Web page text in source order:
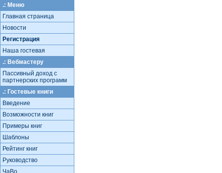
.: Меню
Главная страница
Новости
Регистрация
Наша гостевая
.: Вебмастеру
Пассивный доход с
партнерских программ
.: Гостевые книги
Введение
Возможности книг
Примеры книг
Шаблоны
Рейтинг книг
Руководство
ЧаВо